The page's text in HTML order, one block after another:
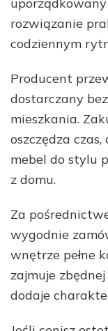
rozwiązanie
codziennym
Producent
dostarczany
mieszkania.
oszczędza
mebel do stylu
z domu.
Za
wygodnie
wnętrze pełne
zajmuje
dodaje